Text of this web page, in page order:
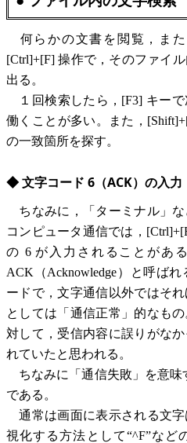
何らかの文書を閲覧，また
[Ctrl]+[F] 操作で，そのファイ
出る。
１回検索したら，[F3] キー
働くことが多い。また，
の一致箇所を探す。
◆ 文字コード 6（ACK）の入力
ちなみに，「ターミナル」な
コンピュータ通信では，
の 6 が入力されることがあ
ACK（Acknowledge）と呼ば
ードで，文字通信以外ではそ
としては「通信正常」的なも
対して，受信内容に誤りがな
れていたと思われる。
ちなみに「通信失敗」を意味
である。
通常は画面に表示される文
視化する方法として“^F”など